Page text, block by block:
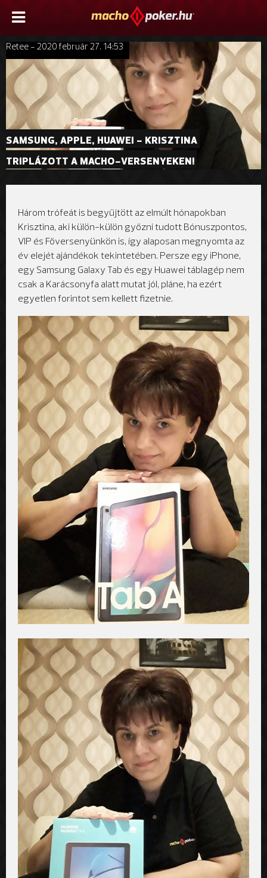
SAMSUNG, APPLE, HUAWEI - KRISZTINA
TRIPLÁZOTT A MACHO-VERSENYEKEN!
Retee - 2020 február 27. 14:53
Három trófeát is begyűjtött az elmúlt hónapokban
Krisztina, aki külön-külön győzni tudott Bónuszpontos,
VIP és Főversenyünkön is, így alaposan megnyomta az
év elejét ajándékok tekintetében. Persze egy iPhone,
egy Samsung Galaxy Tab és egy Huawei táblagép nem
csak a Karácsonyfa alatt mutat jól, pláne, ha ezért
egyetlen forintot sem kellett fizetnie.